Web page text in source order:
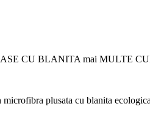
CU BLANITA mai MULTE
plusata cu blanita